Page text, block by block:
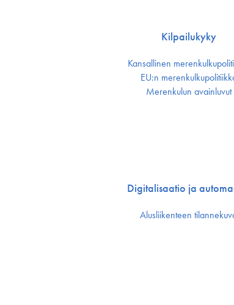
Kilpailukyky
Kansallinen
EU:n
Merenkulun avainluvut
Digitalisaatio ja
Alusliikenteen